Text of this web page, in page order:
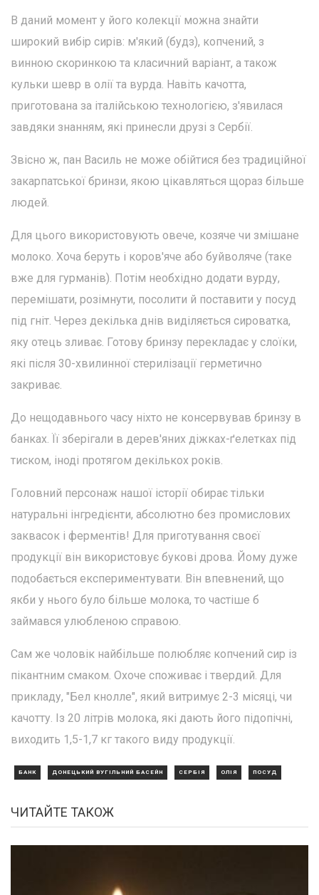
В даний момент у його колекції можна знайти
широкий вибір сирів: м'який (будз), копчений, з
винною скоринкою та класичний варіант, а також
кульки шевр в олії та вурда. Навіть качотта,
приготована за італійською технологією, з'явилася
завдяки знанням, які принесли друзі з Сербії.
Звісно ж, пан Василь не може обійтися без традиційної
закарпатської бринзи, якою цікавляться щораз більше
людей.
Для цього використовують овече, козяче чи змішане
молоко. Хоча беруть і коров'яче або буйволяче (таке
вже для гурманів). Потім необхідно додати вурду,
перемішати, розімнути, посолити й поставити у посуд
під гніт. Через декілька днів виділяється сироватка,
яку отець зливає. Готову бринзу перекладає у слоїки,
які після 30-хвилинної стерилізації герметично
закриває.
До нещодавнього часу ніхто не консервував бринзу в
банках. Її зберігали в дерев'яних діжках-ґелетках під
тиском, іноді протягом декількох років.
Головний персонаж нашої історії обирає тільки
натуральні інгредієнти, абсолютно без промислових
заквасок і ферментів! Для приготування своєї
продукції він використовує букові дрова. Йому дуже
подобається експериментувати. Він впевнений, що
якби у нього було більше молока, то частіше б
займався улюбленою справою.
Сам же чоловік найбільше полюбляє копчений сир із
пікантним смаком. Охоче споживає і твердий. Для
прикладу, "Бел кнолле", який витримує 2-3 місяці, чи
качотту. Із 20 літрів молока, які дають його підопічні,
виходить 1,5-1,7 кг такого виду продукції.
БАНК ДОНЕЦЬКИЙ ВУГІЛЬНИЙ БАСЕЙН СЕРБІЯ ОЛІЯ ПОСУД
ЧИТАЙТЕ ТАКОЖ